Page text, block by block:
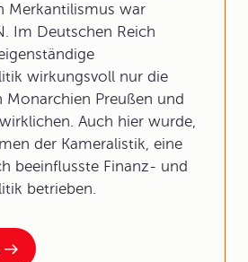
Merkantilismus war
Im Deutschen Reich
wirkungsvoll nur die
Monarchien Preußen und
Auch hier wurde,
der Kameralistik, eine
beeinflusste Finanz- und
betrieben.